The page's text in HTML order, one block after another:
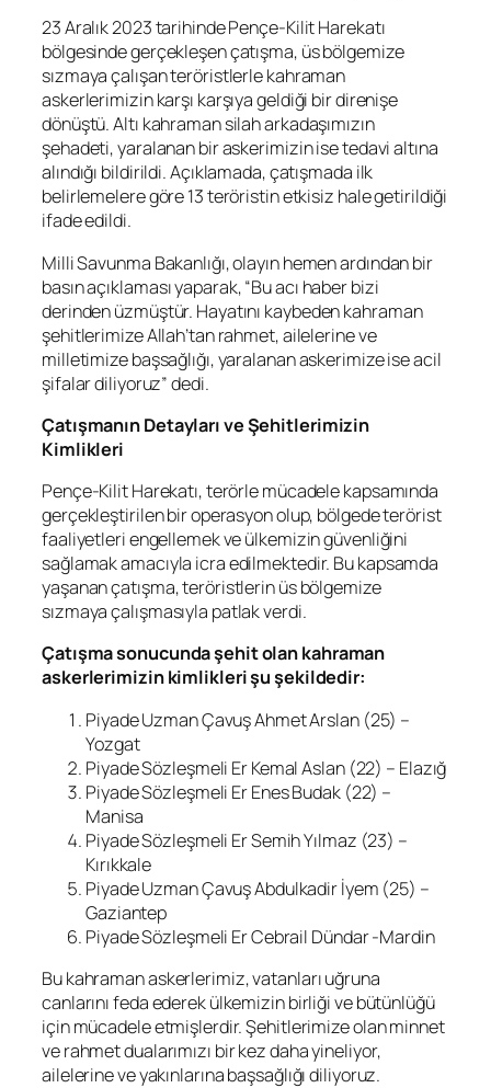
23 Aralık 2023 tarihinde Pençe-Kilit Harekatı
bölgesinde gerçekleşen çatışma, üs bölgemize
sızmaya çalışan teröristlerle kahraman
askerlerimizin karşı karşıya geldiği bir direnişe
dönüştü. Altı kahraman silah arkadaşımızın
şehadeti, yaralanan bir askerimizin ise tedavi altına
alındığı bildirildi. Açıklamada, çatışmada ilk
belirlemelere göre 13 teröristin etkisiz hale getirildiği
ifade edildi.
Milli Savunma Bakanlığı, olayın hemen ardından bir
basın açıklaması yaparak, “Bu acı haber bizi
derinden üzmüştür. Hayatını kaybeden kahraman
şehitlerimize Allah’tan rahmet, ailelerine ve
milletimize başsağlığı, yaralanan askerimize ise acil
şifalar diliyoruz” dedi.
Çatışmanın Detayları ve Şehitlerimizin
Kimlikleri
Pençe-Kilit Harekatı, terörle mücadele kapsamında
gerçekleştirilen bir operasyon olup, bölgede terörist
faaliyetleri engellemek ve ülkemizin güvenliğini
sağlamak amacıyla icra edilmektedir. Bu kapsamda
yaşanan çatışma, teröristlerin üs bölgemize
sızmaya çalışmasıyla patlak verdi.
Çatışma sonucunda şehit olan kahraman
askerlerimizin kimlikleri şu şekildedir:
Piyade Uzman Çavuş Ahmet Arslan (25) –
Yozgat
Piyade Sözleşmeli Er Kemal Aslan (22) – Elazığ
Piyade Sözleşmeli Er Enes Budak (22) –
Manisa
Piyade Sözleşmeli Er Semih Yılmaz (23) –
Kırıkkale
Piyade Uzman Çavuş Abdulkadir İyem (25) –
Gaziantep
Piyade Sözleşmeli Er Cebrail Dündar -Mardin
Bu kahraman askerlerimiz, vatanları uğruna
canlarını feda ederek ülkemizin birliği ve bütünlüğü
için mücadele etmişlerdir. Şehitlerimize olan minnet
ve rahmet dualarımızı bir kez daha yineliyor,
ailelerine ve yakınlarına başsağlığı diliyoruz.